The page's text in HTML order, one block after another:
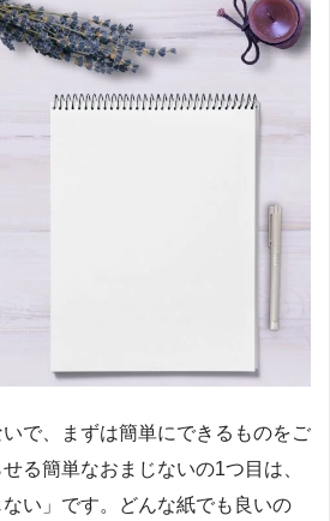
で、まずは簡単にできるものをご
る簡単なおまじないの1つ目は、
ない」です。どんな紙でも良いの